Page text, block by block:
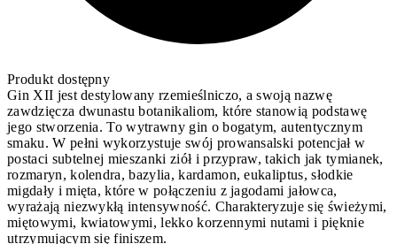
Produkt dostępny
Gin XII jest destylowany rzemieślniczo, a swoją nazwę
zawdzięcza dwunastu botanikaliom, które stanowią podstawę
jego stworzenia. To wytrawny gin o bogatym, autentycznym
smaku. W pełni wykorzystuje swój prowansalski potencjał w
postaci subtelnej mieszanki ziół i przypraw, takich jak tymianek,
rozmaryn, kolendra, bazylia, kardamon, eukaliptus, słodkie
migdały i mięta, które w połączeniu z jagodami jałowca,
wyrażają niezwykłą intensywność. Charakteryzuje się świeżymi,
miętowymi, kwiatowymi, lekko korzennymi nutami i pięknie
utrzymującym się finiszem.